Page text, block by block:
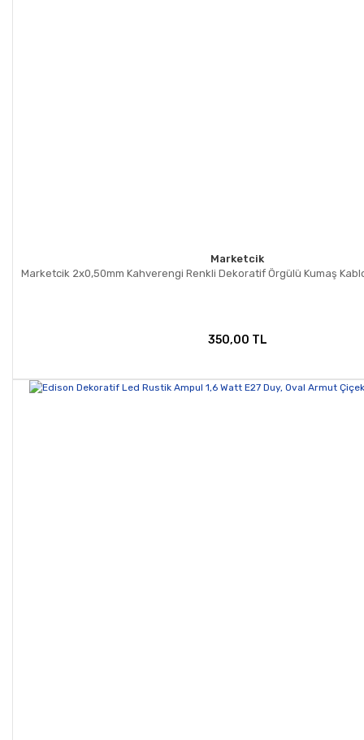
Marketcik
Marketcik 2x0,50mm Kahverengi Renkli Dekoratif Örgülü Kumaş
350,00 TL